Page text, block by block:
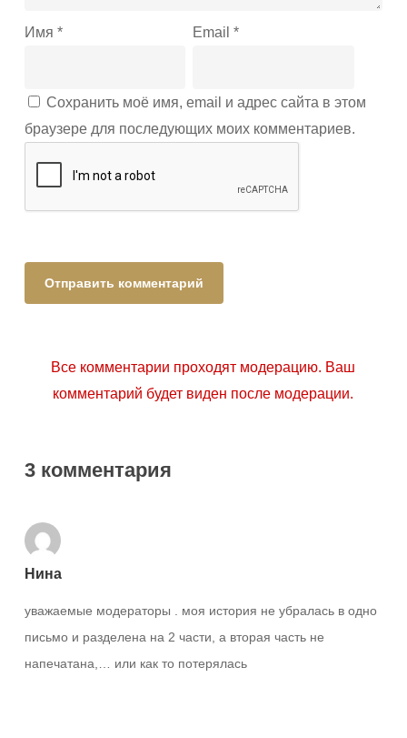
Имя * Email*
Сохранить моё имя, email и адрес сайта в этом
браузере для последующих моих комментариев.
Все комментарии проходят модерацию. Ваш
комментарий будет виден после модерации.
3 комментария
Нина
уважаемые модераторы . моя история не убралась в одно
письмо и разделена на 2 части, а вторая часть не
напечатана,… или как то потерялась